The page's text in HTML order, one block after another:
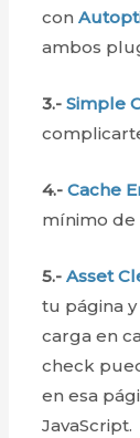
con
ambos
3.-Simple
4.-Cache
mínimo de
5.-Asset
tu página y
carga en
check
en esa
JavaScript.